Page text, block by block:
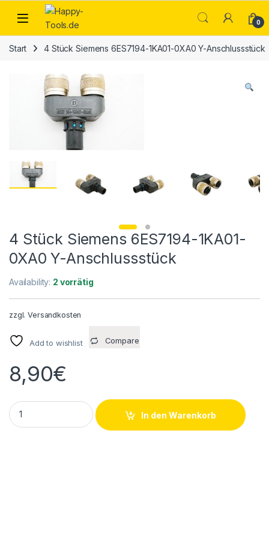
Skip to navigation
Skip to content
Open 0
Start 4 Stück Siemens 6ES7194-1KA01-0XA0 Y-Anschlussstück
4 Stück Siemens 6ES7194-1KA01-
0XA0 Y-Anschlussstück
Availability: 2 vorrätig
zzgl.Versandkosten
Add to wishlist Compare
8,90€
4 Stück Siemens 6ES7194-1KA01-0XA0 Y-Anschlussstück
In den Warenkorb